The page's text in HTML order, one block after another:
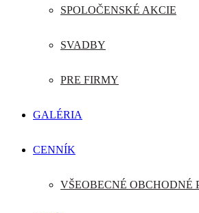
SPOLOČENSKÉ AKCIE
SVADBY
PRE FIRMY
GALÉRIA
CENNÍK
VŠEOBECNÉ OBCHODNÉ